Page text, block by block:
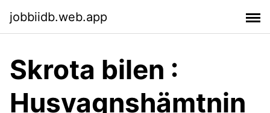
jobbiidb.web.app
Skrota bilen :
Husvagnshämtnin